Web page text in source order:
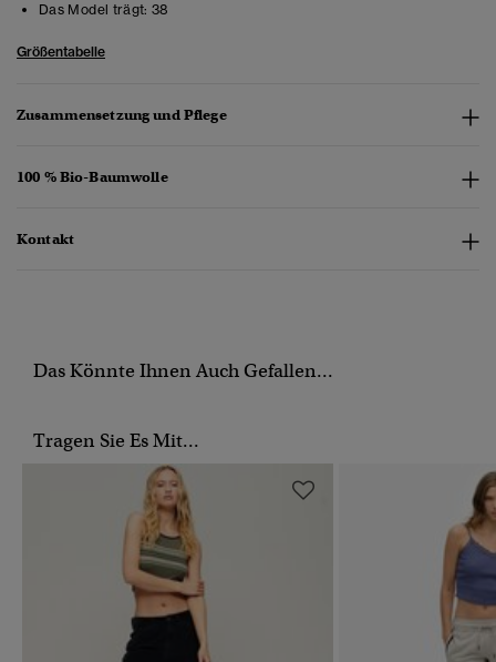
Das Model trägt: 38
Größentabelle
Zusammensetzung und Pflege
100 % Bio-Baumwolle
Kontakt
Das Könnte Ihnen Auch Gefallen...
Tragen Sie Es Mit...